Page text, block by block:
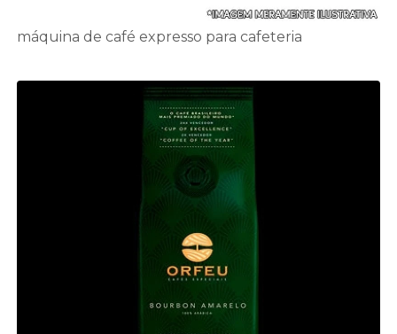
máquina de café expresso para cafeteria